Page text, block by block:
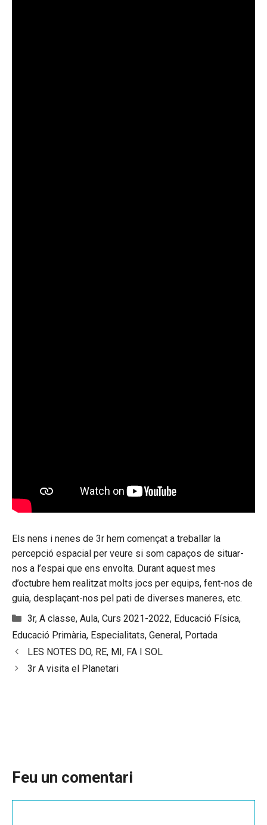
Els nens i nenes de 3r hem començat a treballar la
percepció espacial per veure si som capaços de situar-
nos a l’espai que ens envolta. Durant aquest mes
d’octubre hem realitzat molts jocs per equips, fent-nos de
guia, desplaçant-nos pel pati de diverses maneres, etc.
Categories
3r, A classe, Aula, Curs 2021-2022, Educació Física,
Educació Primària, Especialitats, General, Portada
LES NOTES DO, RE, MI, FA I SOL
3r A visita el Planetari
Feu un comentari